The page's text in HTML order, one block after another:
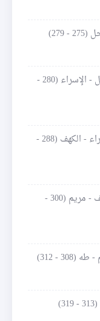
279)
جلسة قرآنية من سور النحل - الإسراء (280 -
جلسة قرآنية من سور الإسراء - الكهف (288 -
جلسة قرآنية من سور الكهف - مريم (300 -
- 312)